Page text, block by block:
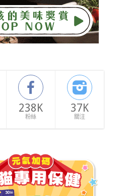
238K
粉絲
37K
關注